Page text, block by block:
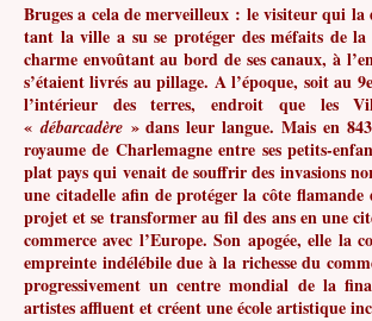
Bruges a cela de merveilleux : le visiteur qui la
tant la ville a su se protéger des méfaits de
charme envoûtant au bord de ses canaux, à
s’étaient livrés au pillage. A l’époque, soit au
l’intérieur des terres, endroit que les
«débarcadère» dans leur langue. Mais en
royaume de Charlemagne entre ses petits-
plat pays qui venait de souffrir des invasions
une citadelle afin de protéger la côte
projet et se transformer au fil des ans en une
commerce avec l’Europe. Son apogée, elle la
empreinte indélébile due à la richesse du
progressivement un centre mondial de la
artistes affluent et créent une école artistique